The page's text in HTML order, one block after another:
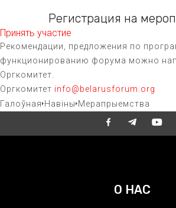
Регистрация на
Принять участие
Рекомендации, предложения по
функционированию форума можно
Оргкомитет.
Оргкомитет info@belarusforum.org
Галоўная Навіны Мерапрыемства
О НАС